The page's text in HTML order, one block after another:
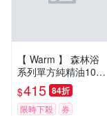
【 Warm 】 森林浴
系列單方純精油100
ml-茶樹
$415 84折
限時下殺 券